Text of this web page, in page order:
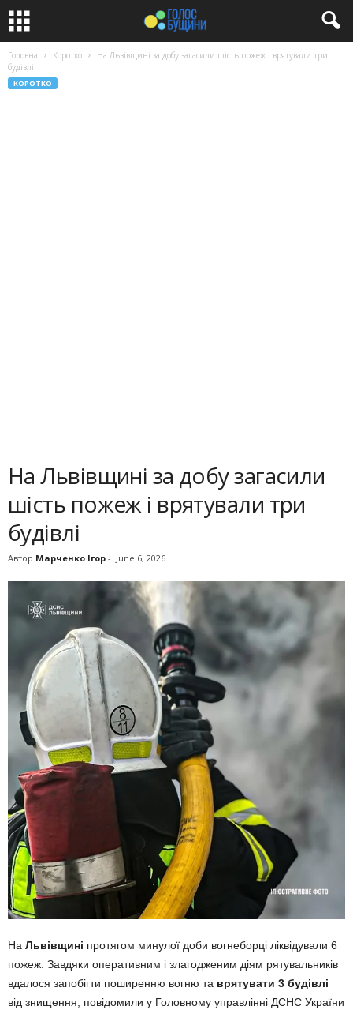
Головна Коротко
На Львівщині за добу загасили шість пожеж і врятували три
будівлі
КОРОТКО
На Львівщині за добу загасили
шість пожеж і врятували три
будівлі
Автор Марченко Ігор - June 6, 2026
На Львівщині протягом минулої доби вогнеборці ліквідували 6
пожеж. Завдяки оперативним і злагодженим діям рятувальників
вдалося запобігти поширенню вогню та врятувати 3 будівлі
від знищення, повідомили у Головному управлінні ДСНС України